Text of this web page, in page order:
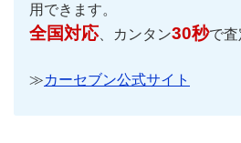
用できます。
全国対応、カンタン30秒で査
≫カーセブン公式サイト